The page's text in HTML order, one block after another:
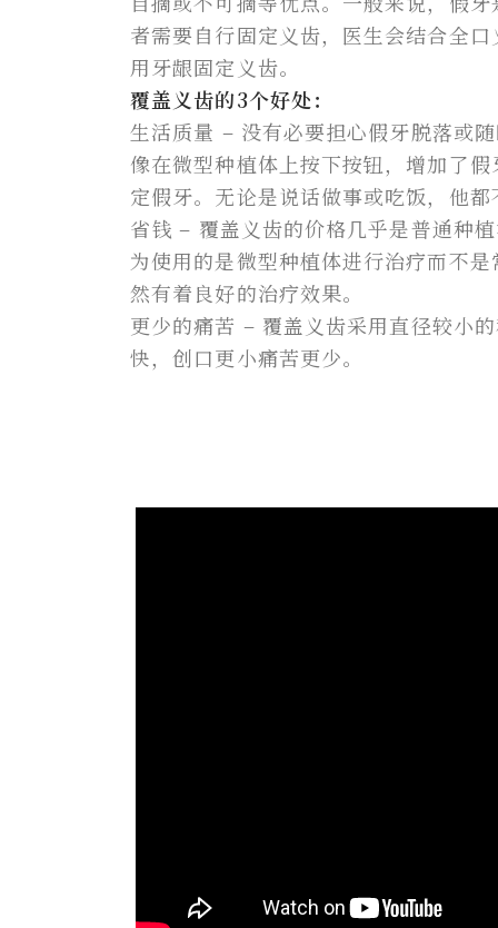
者需要自行固定义齿，医生会结合全
用牙龈固定义齿。
覆盖义齿的3个好处：
生活质量 – 没有必要担心假牙脱落或
像在微型种植体上按下按钮，增加了
定假牙。无论是说话做事或吃饭，他
省钱 – 覆盖义齿的价格几乎是普通种
为使用的是微型种植体进行治疗而不
然有着良好的治疗效果。
更少的痛苦 – 覆盖义齿采用直径较小
快，创口更小痛苦更少。